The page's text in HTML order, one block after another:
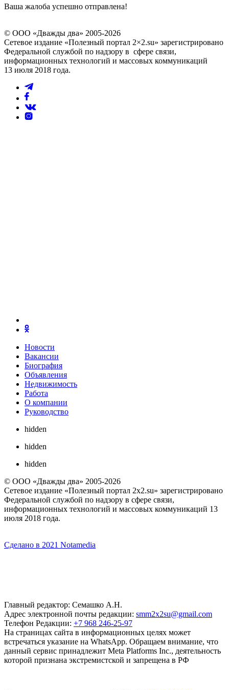
Ваша жалоба успешно отправлена!
© ООО «Дважды два» 2005-2026
Сетевое издание «Полезный портал 2×2.su» зарегистрировано
Федеральной службой по надзору в сфере связи,
информационных технологий и массовых коммуникаций
13 июля 2018 года.
Новости
Вакансии
Биография
Объявления
Недвижимость
Работа
О компании
Руководство
hidden
hidden
hidden
© ООО «Дважды два» 2005-2026
Сетевое издание «Полезный портал 2x2.su» зарегистрировано
Федеральной службой по надзору в сфере связи,
информационных технологий и массовых коммуникаций 13
июля 2018 года.
Сделано в 2021 Notamedia
Главный редактор: Семашко А.Н.
Адрес электронной почты редакции: smm2x2su@gmail.com
Телефон Редакции: +7 968 246-25-97
На страницах сайта в информационных целях может
встречаться указание на WhatsApp. Обращаем внимание, что
данный сервис принадлежит Meta Platforms Inc., деятельность
которой признана экстремистской и запрещена в РФ